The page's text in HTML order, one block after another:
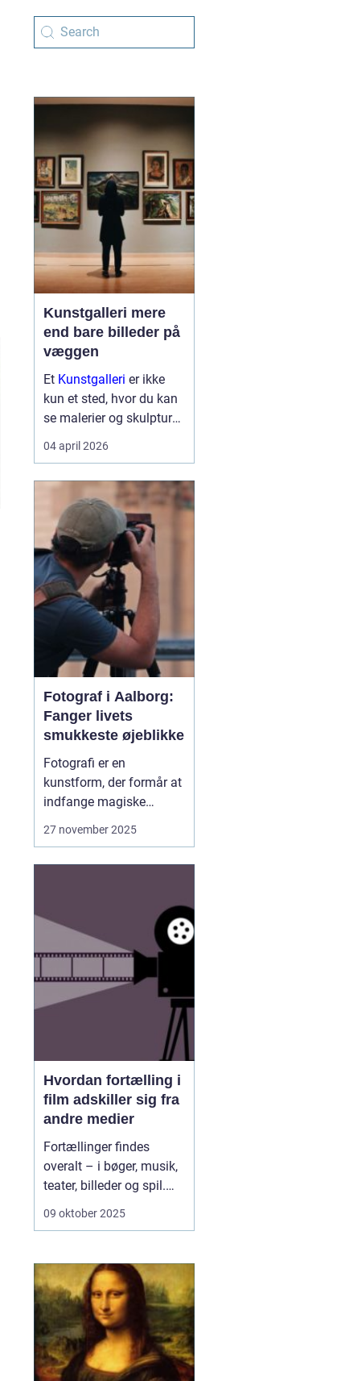
Kunstgalleri mere
end bare billeder på
væggen
Et Kunstgalleri er ikke
kun et sted, hvor du kan
se malerier og skulpturer.
Det er også et mødested
for mennesker, idéer og
træder ind i et galleri,
træder vi samtidig lidt ud
af hverdagen...
04 april 2026
Fotograf i Aalborg:
Fanger livets
smukkeste øjeblikke
Fotografi er en
kunstform, der formår at
indfange magiske
øjeblikke, som varer livet
uforglemmelige
øjeblikke til varige
minder...
27 november 2025
Hvordan fortælling i
film adskiller sig fra
andre medier
Fortællinger findes
overalt – i bøger, musik,
teater, billeder og spil.
Men når det gælder film,
historier fortalt med ord
– de er historier fortalt
gennem billeder, ...
09 oktober 2025